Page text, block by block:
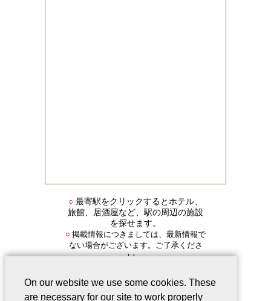
○ 最寄駅をクリックするとホテル、
旅館、居酒屋など、駅の周辺の施設
を探せます。
○ 掲載情報につきましては、最新情報で
ない場合がございます。ご了承くださ
い。
On our website we use some cookies. These
are necessary for our site to work properly